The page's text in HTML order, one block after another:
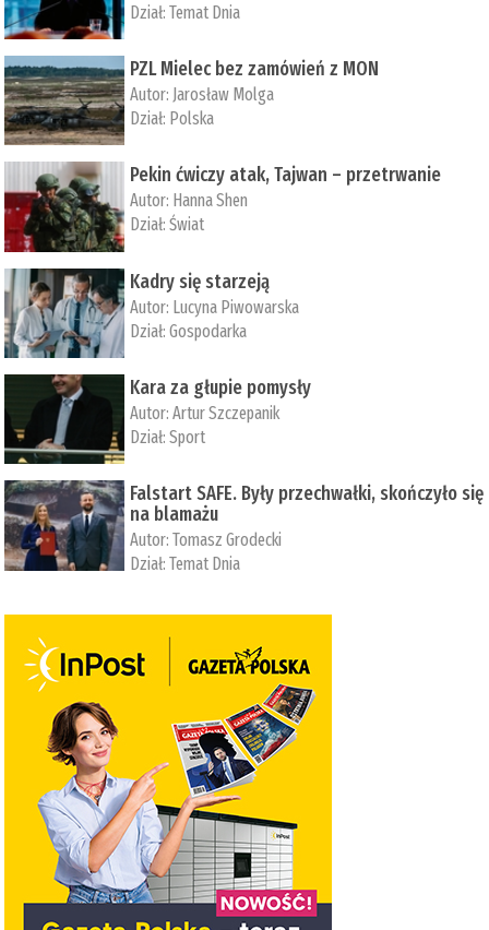
Dział:Temat Dnia
PZL Mielec bez zamówień z MON
Autor: Jarosław Molga
Dział: Polska
Pekin ćwiczy atak, Tajwan – przetrwanie
Autor: ­Hanna Shen
Dział:Świat
Kadry się starzeją
Autor: Lucyna Piwowarska
Dział:Gospodarka
Kara za głupie pomysły
Autor:Artur Szczepanik
Dział:Sport
Falstart SAFE. Były przechwałki, skończyło się
na blamażu
Autor:Tomasz Grodecki
Dział:Temat Dnia